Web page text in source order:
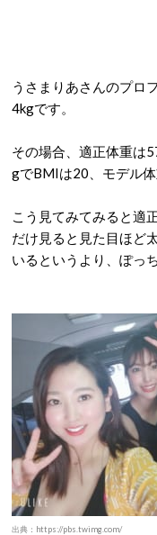
うさまりあさんのプロ
4kgです。
その場合、適正体重は
gでBMIは20、モデル
こう見てみてみると適
だけ見ると見た目ほど
いるというより、ぽっ
出典：https://pbs.twimg.com/